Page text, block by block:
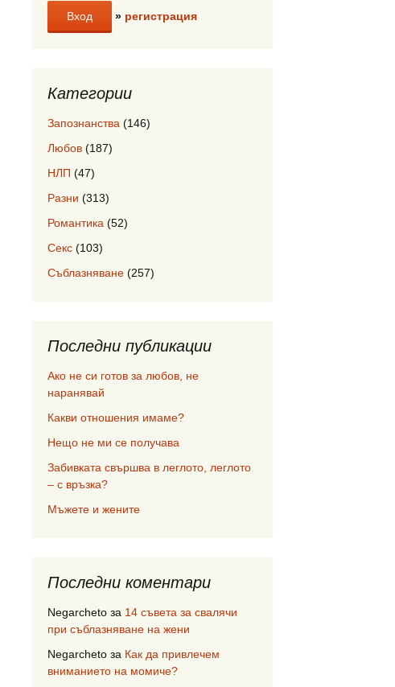
» регистрация
Категории
Запознанства (146)
Любов (187)
НЛП (47)
Разни (313)
Романтика (52)
Секс (103)
Съблазняване (257)
Последни публикации
Ако не си готов за любов, не
наранявай
Какви отношения имаме?
Нещо не ми се получава
Забивката свършва в леглото, леглото
– с връзка?
Мъжете и жените
Последни коментари
Negarcheto за 14 съвета за свалячи
при съблазняване на жени
Negarcheto за Как да привлечем
вниманието на момиче?